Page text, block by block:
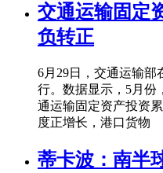
交通运输固定
负转正
6月29日，交通运输部
行。数据显示，5月份
通运输固定资产投资
度正增长，港口货物
蒂卡波：南半